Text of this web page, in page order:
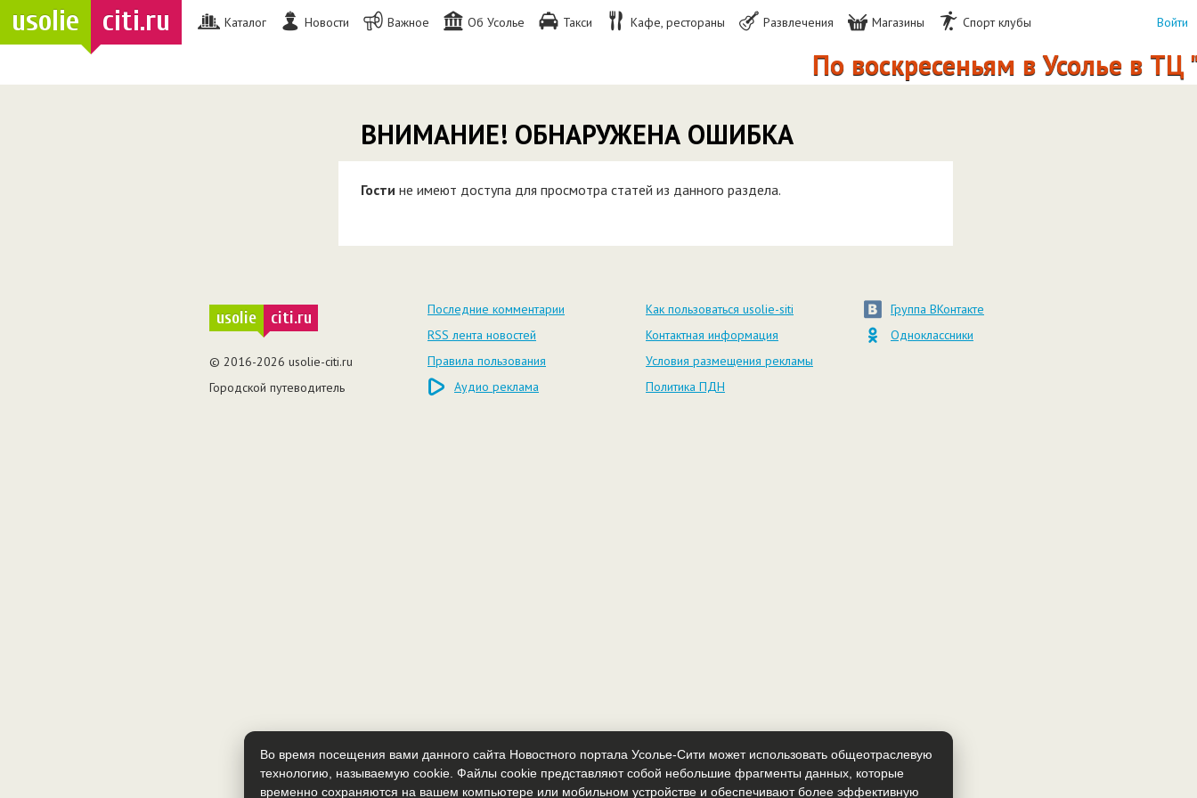
usolie citi.ru Каталог Новости Важное Об Усолье Такси Кафе, рестораны Развлечения Магазины Спорт клубы
По воскресеньям в Усолье в
Войти
ВНИМАНИЕ! ОБНАРУЖЕНА ОШИБКА
Гости не имеют доступа для просмотра статей из данного раздела.
Во время посещения вами данного сайта Новостного портала Усолье-Сити может использовать общеотраслевую
технологию, называемую cookie. Файлы cookie представляют собой небольшие фрагменты данных, которые
временно сохраняются на вашем компьютере или мобильном устройстве и обеспечивают более эффективную
usolie citi.ru
© 2016-2026 usolie-citi.ru
Городской путеводитель
Последние комментарии
RSS лента новостей
Правила пользования
Аудио реклама
Как пользоваться usolie-siti
Контактная информация
Условия размещения рекламы
Политика ПДН
Группа ВКонтакте
Одноклассники